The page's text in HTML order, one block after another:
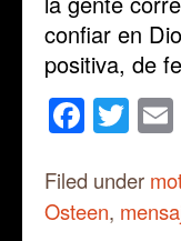
confiar en
positiva, de
Filed under
Osteen,